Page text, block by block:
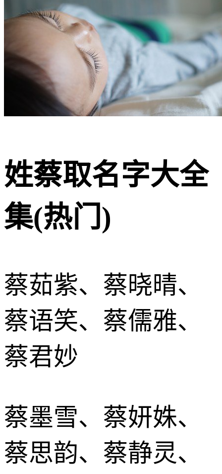
姓蔡取名字大全
集(热门)
蔡茹紫、蔡晓晴、
蔡语笑、蔡儒雅、
蔡君妙
蔡墨雪、蔡妍姝、
蔡思韵、蔡静灵、